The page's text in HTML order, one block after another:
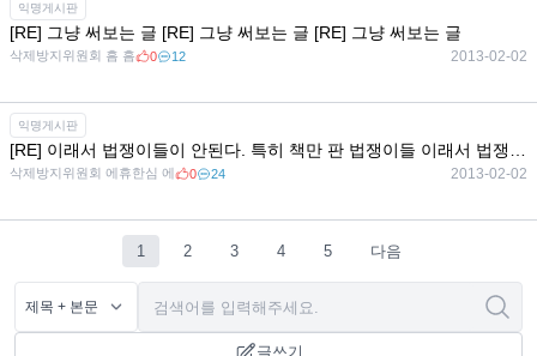
익명게시판
[RE] 그냥 써보는 글 [RE] 그냥 써보는 글 [RE] 그냥 써보는 글
삭제방지위원회 흠 흠 0 12 2013-02-02
익명게시판
삭제방지위원회 에휴한심 에 0 24 2013-02-02
1 2 3 4 5 다음
글쓰기